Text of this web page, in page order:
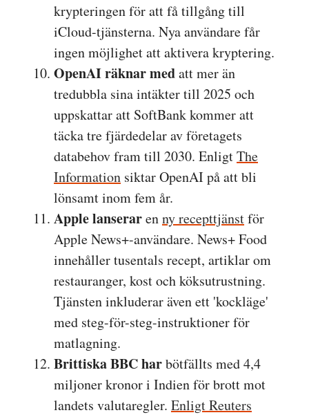
krypteringen för att få tillgång till
iCloud-tjänsterna. Nya användare får
ingen möjlighet att aktivera kryptering.
OpenAI räknar medatt mer än
tredubbla sina intäkter till 2025 och
uppskattar att SoftBank kommer att
täcka tre fjärdedelar av företagets
databehov fram till 2030. EnligtThe
Information siktar OpenAI på att bli
lönsamt inom fem år.
Apple lanserarenny recepttjänstför
Apple News+-användare. News+ Food
innehåller tusentals recept, artiklar om
restauranger, kost och köksutrustning.
Tjänsten inkluderar även ett 'kockläge'
med steg-för-steg-instruktioner för
matlagning.
Brittiska BBC harbötfällts med 4,4
miljoner kronor i Indien för brott mot
landets valutaregler. Enligt Reuters